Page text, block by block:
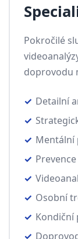
Pokročilé
doprovodu
Detailní
Mentální
Osobní
Kondiční